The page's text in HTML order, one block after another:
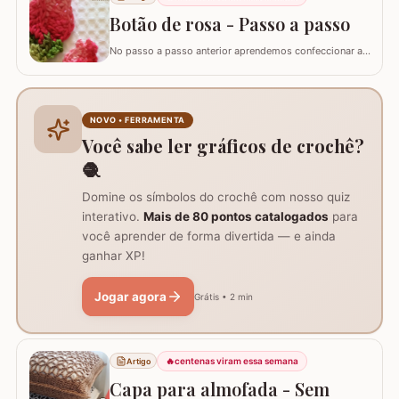
Verde 9392 (apenas para as folhas)…
Botão de rosa - Passo a passo
No passo a passo anterior aprendemos confeccionar a
grupo Viciadas em crochê. Fiz o passo a passo com
algumas poucas diferenças e também para auxil
NOVO • FERRAMENTA
Você sabe ler gráficos de crochê?
🧶
Domine os símbolos do crochê com nosso quiz
interativo. Mais de 80 pontos catalogados para
você aprender de forma divertida — e ainda
ganhar XP!
Jogar agora Grátis • 2 min
Artigo 🔥centenas viram essa semana
Capa para almofada - Sem